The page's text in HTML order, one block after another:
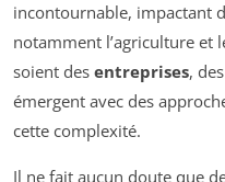
incontournable, impactant
notamment l’agriculture et
soient des entreprises, des
émergent avec des
cette complexité.
Il ne fait aucun doute que